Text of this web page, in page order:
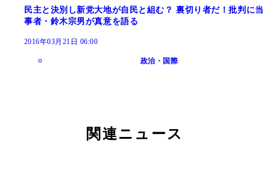
民主と決別し新党大地が自民と組む？ 裏切り者だ！批判に当
事者・鈴木宗男が真意を語る
2016年03月21日 06:00
政治・国際
関連ニュース